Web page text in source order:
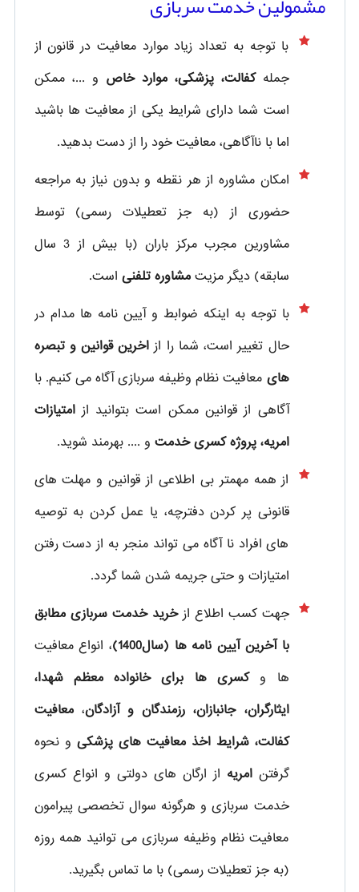
با توجه به تعداد زیاد موارد معافیت در قانون از
جملهکفالت، پزشکی، موارد خاص و ...، ممکن
است شما دارای شرایط یکی از معافیت ها باشید
اما با ناآگاهی، معافیت خود را از دست بدهید.
امکان مشاوره از هر نقطه و بدون نیاز به مراجعه
حضوری از
(به جز تعطیلات رسمی) توسط
مشاورین مجرب مرکز باران (با بیش از 3 سال
سابقه) دیگر مزیتمشاوره تلفنی است.
با توجه به اینکه ضوابط و آیین نامه ها مدام در
حال تغییر است، شما را از اخرین قوانین و تبصره
های معافیت نظام وظیفه سربازی آگاه می کنیم. با
آگاهی از قوانین ممکن است بتوانید از امتیازات
امریه، پروژه کسری خدمت و .... بهرمند شوید.
از همه مهمتر بی اطلاعی از قوانین و مهلت های
قانونی پر کردن دفترچه، یا عمل کردن به توصیه
های افراد نا آگاه می تواند منجر به از دست رفتن
امتیازات و حتی جریمه شدن شما گردد.
جهت کسب اطلاع از خرید خدمت سربازی مطابق
با آخرین آیین نامه ها (سال1400)
، انواع معافیت
ها و کسری ها برای خانواده معظم شهدا،
ایثارگران، جانبازان، رزمندگان و آزادگان،معافیت
کفالت، شرایط اخذ معافیت های پزشکی و نحوه
گرفتنامریه از ارگان های دولتی و انواع کسری
خدمت سربازی و هرگونه سوال تخصصی پیرامون
معافیت نظام وظیفه سربازی می توانید همه روزه
(به جز تعطیلات رسمی) با ما تماس بگیرید.